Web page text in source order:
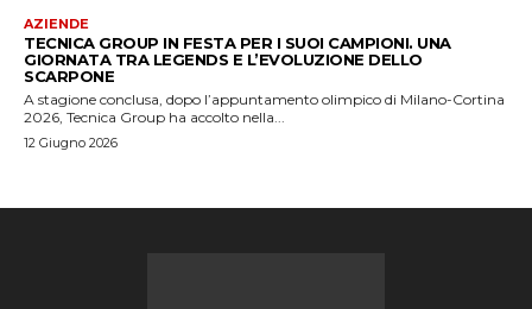
AZIENDE
TECNICA GROUP IN FESTA PER I SUOI CAMPIONI. UNA
GIORNATA TRA LEGENDS E L’EVOLUZIONE DELLO
SCARPONE
A stagione conclusa, dopo l’appuntamento olimpico di Milano-Cortina
2026, Tecnica Group ha accolto nella...
12 Giugno 2026